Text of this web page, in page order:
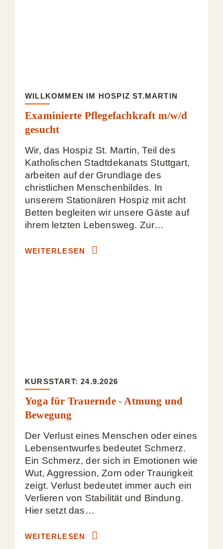
WILLKOMMEN IM HOSPIZ ST.MARTIN
Examinierte Pflegefachkraft m/w/d
gesucht
Wir, das Hospiz St. Martin, Teil des
Katholischen Stadtdekanats Stuttgart,
arbeiten auf der Grundlage des
christlichen Menschenbildes. In
unserem Stationären Hospiz mit acht
Betten begleiten wir unsere Gäste auf
ihrem letzten Lebensweg. Zur…
WEITERLESEN
KURSSTART: 24.9.2026
Yoga für Trauernde - Atmung und
Bewegung
Der Verlust eines Menschen oder eines
Lebensentwurfes bedeutet Schmerz.
Ein Schmerz, der sich in Emotionen wie
Wut, Aggression, Zorn oder Traurigkeit
zeigt. Verlust bedeutet immer auch ein
Verlieren von Stabilität und Bindung.
Hier setzt das…
WEITERLESEN